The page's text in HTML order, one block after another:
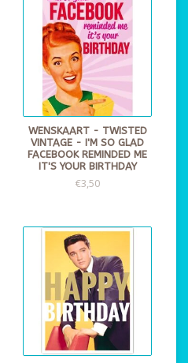
WENSKAART - TWISTED
VINTAGE - I'M SO GLAD
FACEBOOK REMINDED ME
IT'S YOUR BIRTHDAY
€3,50